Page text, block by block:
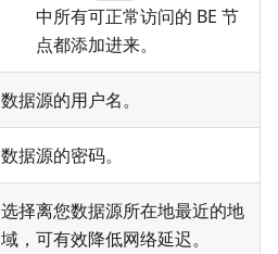
中所有可正常访问的 BE 节
点都添加进来。
数据源的用户名。
数据源的密码。
选择离您数据源所在地最近的地
域，可有效降低网络延迟。